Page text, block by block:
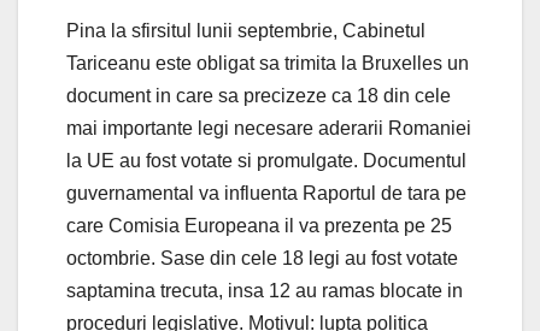
Pina la sfirsitul lunii septembrie, Cabinetul
Tariceanu este obligat sa trimita la Bruxelles un
document in care sa precizeze ca 18 din cele
mai importante legi necesare aderarii Romaniei
la UE au fost votate si promulgate. Documentul
guvernamental va influenta Raportul de tara pe
care Comisia Europeana il va prezenta pe 25
octombrie. Sase din cele 18 legi au fost votate
saptamina trecuta, insa 12 au ramas blocate in
proceduri legislative. Motivul: lupta politica